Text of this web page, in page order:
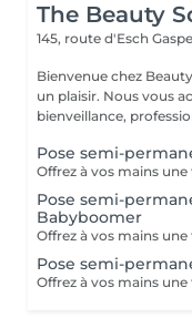
The Beauty
145, route d'Esch
Bienvenue chez
un plaisir. Nous vous
bienveillance,
Pose semi-
Pose semi-
Babyboomer
Pose semi-